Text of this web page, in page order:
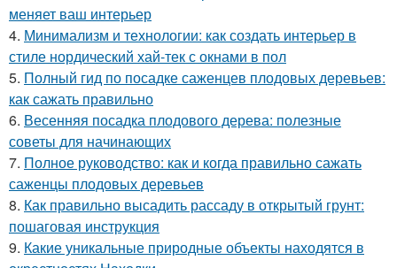
меняет ваш интерьер
4. Минимализм и технологии: как создать интерьер в
стиле нордический хай-тек с окнами в пол
5. Полный гид по посадке саженцев плодовых деревьев:
как сажать правильно
6. Весенняя посадка плодового дерева: полезные
советы для начинающих
7. Полное руководство: как и когда правильно сажать
саженцы плодовых деревьев
8. Как правильно высадить рассаду в открытый грунт:
пошаговая инструкция
9. Какие уникальные природные объекты находятся в